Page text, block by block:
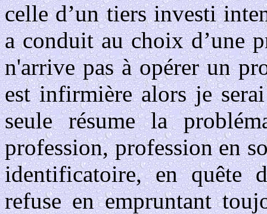
celle d’un tiers investi
a conduit au choix d’une
n'arrive pas à opérer un
est infirmière alors je
seule résume la
profession, profession en
identificatoire, en quête
refuse en empruntant